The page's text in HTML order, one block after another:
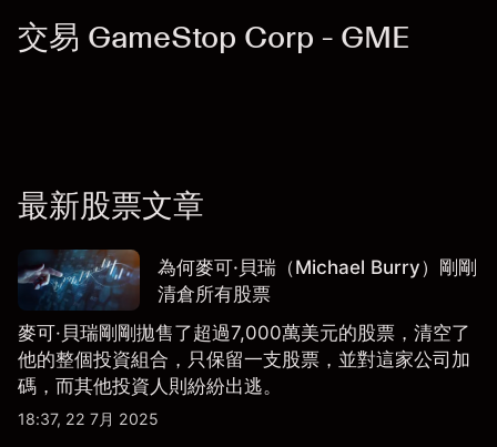
交易 GameStop Corp - GME
最新股票文章
為何麥可·貝瑞（Michael Burry）剛剛
清倉所有股票
麥可·貝瑞剛剛拋售了超過7,000萬美元的股票，清空了
他的整個投資組合，只保留一支股票，並對這家公司加
碼，而其他投資人則紛紛出逃。
18:37, 22 7月 2025